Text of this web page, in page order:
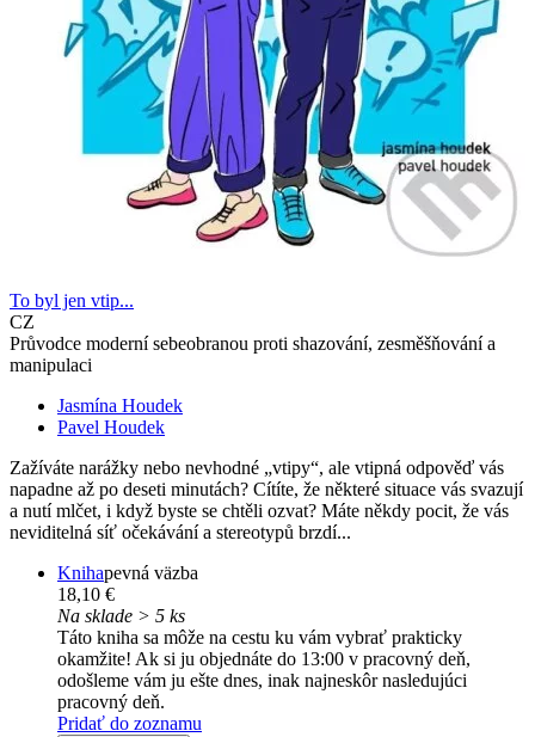
To byl jen vtip...
CZ
Průvodce moderní sebeobranou proti shazování, zesměšňování a
manipulaci
Jasmína Houdek
Pavel Houdek
Zažíváte narážky nebo nevhodné „vtipy“, ale vtipná odpověď vás
napadne až po deseti minutách? Cítíte, že některé situace vás svazují
a nutí mlčet, i když byste se chtěli ozvat? Máte někdy pocit, že vás
neviditelná síť očekávání a stereotypů brzdí...
Knihapevná väzba
18,10 €
Na sklade > 5 ks
Táto kniha sa môže na cestu ku vám vybrať prakticky
okamžite! Ak si ju objednáte do 13:00 v pracovný deň,
odošleme vám ju ešte dnes, inak najneskôr nasledujúci
pracovný deň.
Pridať do zoznamu